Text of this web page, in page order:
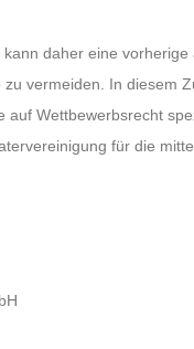
daher eine vorherige
vermeiden. In diesem
Wettbewerbsrecht
für die